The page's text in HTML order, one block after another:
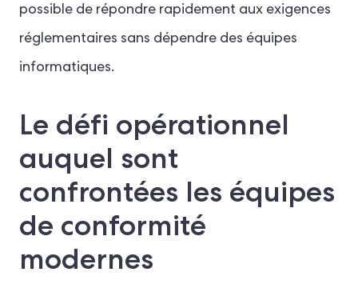
possible de répondre rapidement aux exigences
réglementaires sans dépendre des équipes
informatiques.
Le défi opérationnel
auquel sont
confrontées les équipes
de conformité
modernes